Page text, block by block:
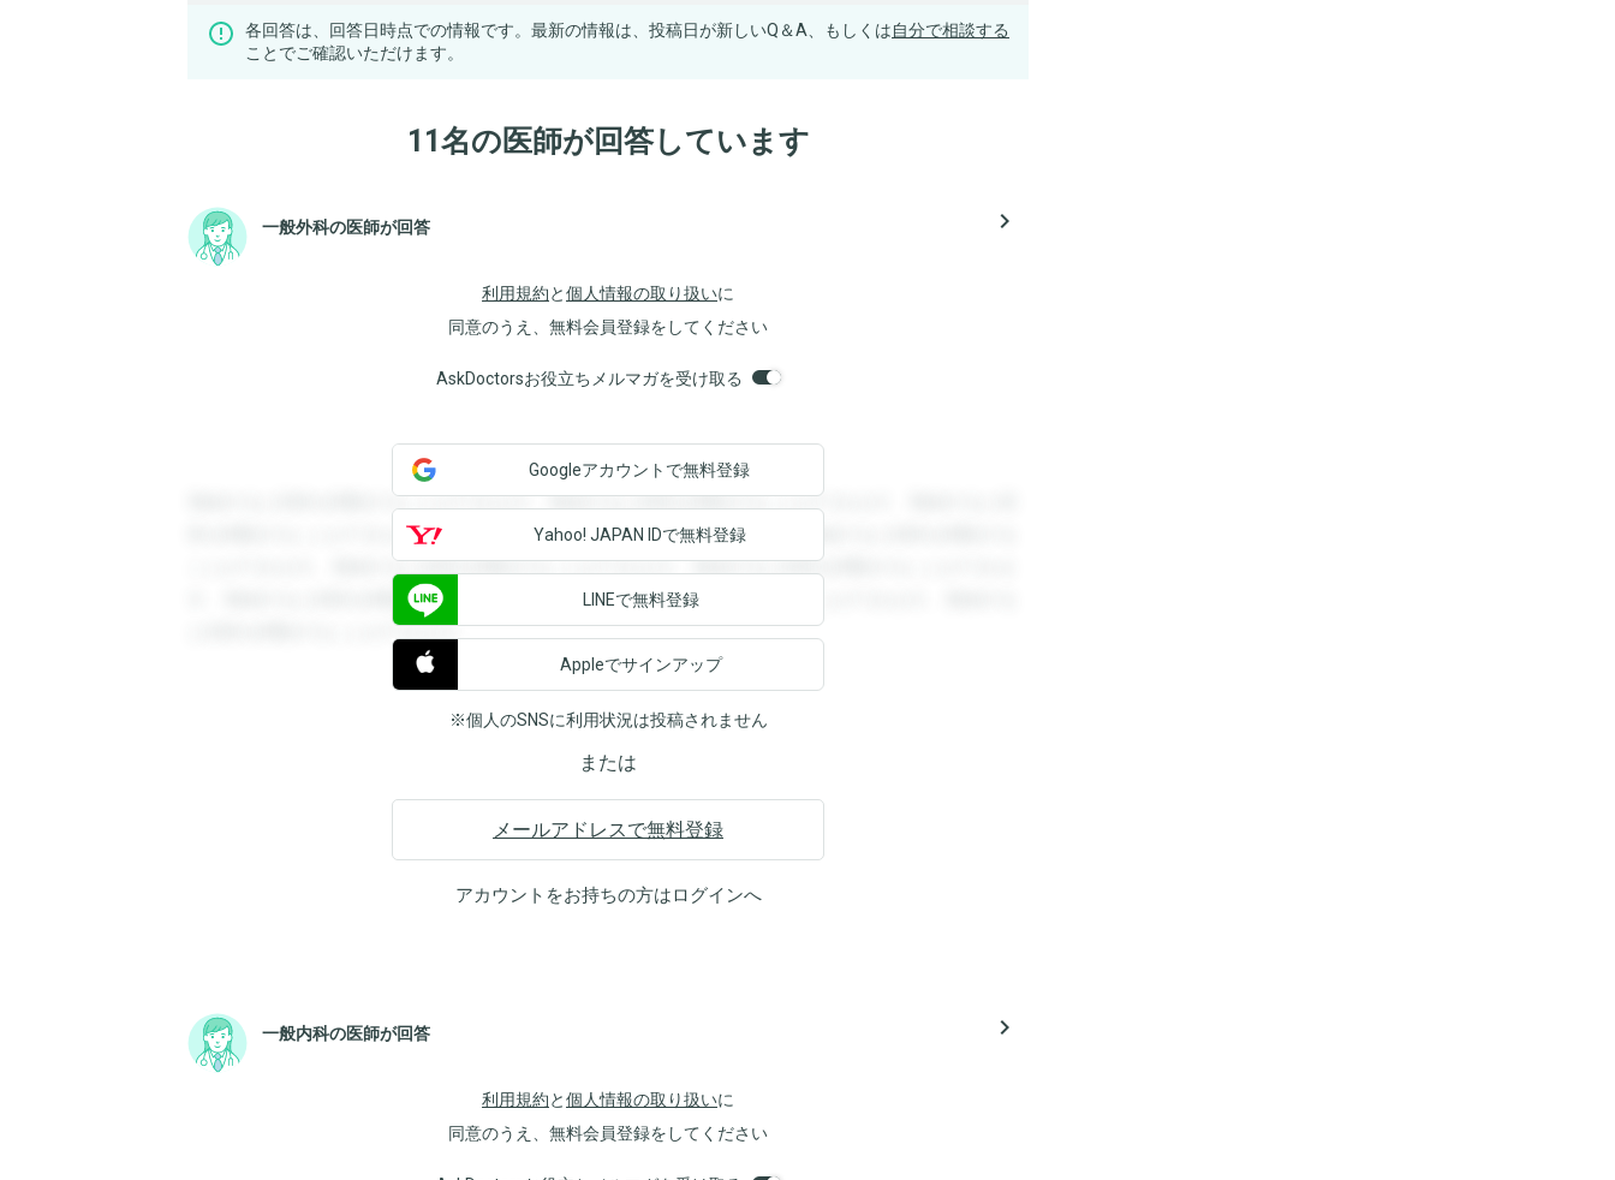
各回答は、回答日時点での情報です。最新の情報は、投稿日が新しいQ＆A、もしくは自分で相談する
ことでご確認いただけます。
11名の医師が回答しています
一般外科の医師が回答 navigate_next
利用規約と個人情報の取り扱いに
同意のうえ、無料会員登録をしてください
AskDoctorsお役立ちメルマガを受け取る
登録すると回答を閲覧することができます。登録すると回答を閲覧することができます。登録すると回
答を閲覧することができます。登録すると回答を閲覧することができます。登録すると回答を閲覧する
ことができます。登録すると回答を閲覧することができます。登録すると回答を閲覧することができま
す。登録すると回答を閲覧することができます。登録すると回答を閲覧することができます。登録する
と回答を閲覧することができます。
Googleアカウントで無料登録
Yahoo! JAPAN IDで無料登録
LINEで無料登録
Appleでサインアップ
※個人のSNSに利用状況は投稿されません
または
メールアドレスで無料登録
アカウントをお持ちの方はログインへ
一般内科の医師が回答 navigate_next
利用規約と個人情報の取り扱いに
同意のうえ、無料会員登録をしてください